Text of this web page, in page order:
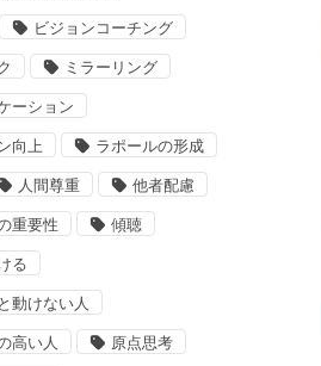
ビジョンコーチング
ミラーリング
ーション
向上 ラポールの形成
人間尊重 他者配慮
重要性 傾聴
る
動けない人
高い人 原点思考